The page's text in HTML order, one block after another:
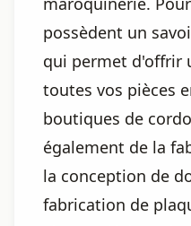
possèdent un
qui permet d'offrir
toutes vos pièces
boutiques de
également de la
la conception de
fabrication de